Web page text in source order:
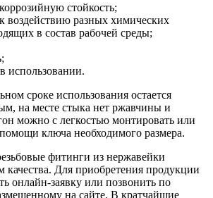
стойкость;
воздействию разных химических
в состав рабочей среды;
использовании.
сроке использования остается
на месте стыка нет ржавчины и
можно с легкостью монтировать или
ключа необходимого размера.
фитинги из нержавейки
качества. Для приобретения продукции
онлайн-заявку или позвонить по
на сайте. В кратчайшие